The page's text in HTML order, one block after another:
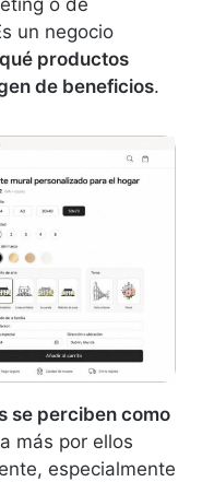
o de
un negocio
productos
de beneficios.
se perciben como
más por ellos
especialmente